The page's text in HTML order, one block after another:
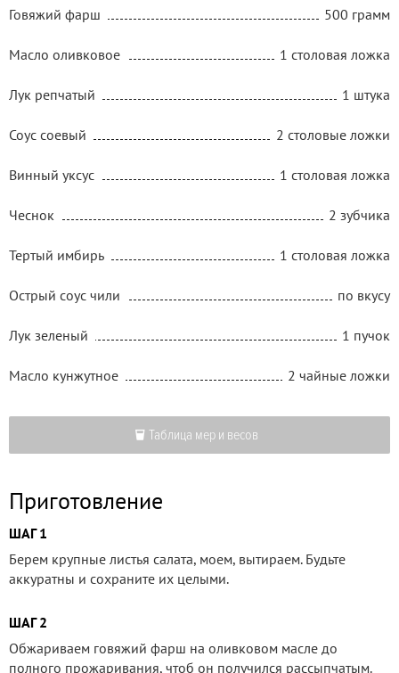
Говяжий фарш 500 грамм
Масло оливковое 1 столовая ложка
Лук репчатый 1 штука
Соус соевый 2 столовые ложки
Винный уксус 1 столовая ложка
Чеснок 2 зубчика
Тертый имбирь 1 столовая ложка
Острый соус чили по вкусу
Лук зеленый 1 пучок
Масло кунжутное 2 чайные ложки
Таблица мер и весов
Приготовление
ШАГ 1
Берем крупные листья салата, моем, вытираем. Будьте
аккуратны и сохраните их целыми.
ШАГ 2
Обжариваем говяжий фарш на оливковом масле до
полного прожаривания, чтоб он получился рассыпчатым.